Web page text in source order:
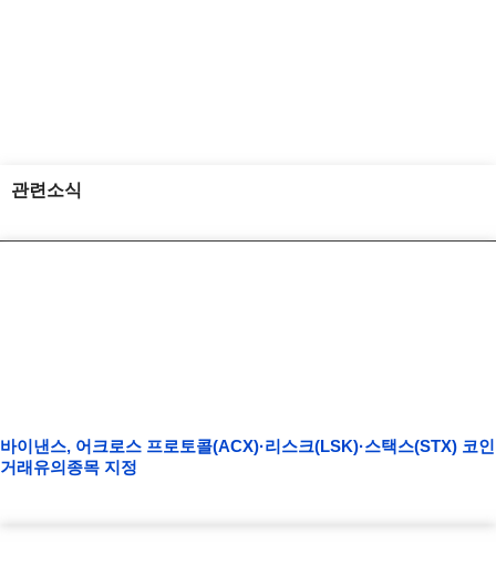
관련소식
바이낸스, 어크로스 프로토콜(ACX)·리스크(LSK)·스택스(STX) 코인
거래유의종목 지정